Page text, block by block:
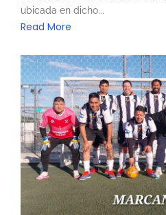
ubicada en dicho...
Read More